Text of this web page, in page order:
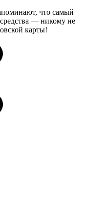
что самый
— никому не
карты!